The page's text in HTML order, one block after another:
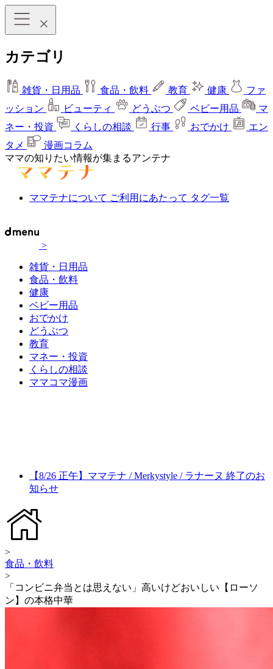
カテゴリ
雑貨・日用品 食品・飲料 教育 健康
ファ
ッション
ビューティ どうぶつ ベビー用品
マ
ネー・投資
くらしの相談 行事 おでかけ
エン
タメ
漫画コラム
ママの知りたい情報が集まるアンテナ
ママテナについて ご利用にあたって タグ一覧
>
雑貨・日用品
食品・飲料
健康
ベビー用品
おでかけ
どうぶつ
教育
マネー・投資
くらしの相談
ママコマ漫画
【8/26 正午】ママテナ / Merkystyle / ラナーヌ 終了のお
知らせ
>
食品・飲料
>
「コンビニ弁当とは思えない」高いけどおいしい【ローソ
ン】の本格中華